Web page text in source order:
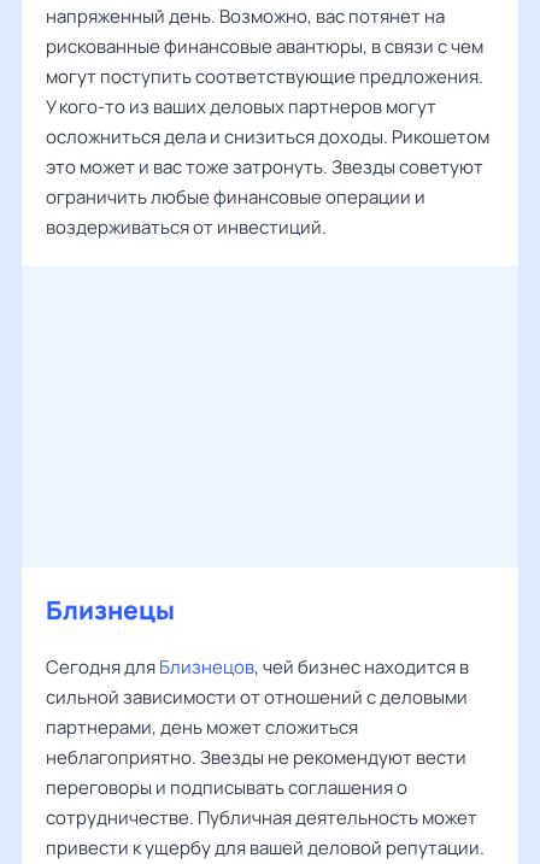
напряженный день. Возможно, вас потянет на
рискованные финансовые авантюры, в связи с чем
могут поступить соответствующие предложения.
У кого-то из ваших деловых партнеров могут
осложниться дела и снизиться доходы. Рикошетом
это может и вас тоже затронуть. Звезды советуют
ограничить любые финансовые операции и
воздерживаться от инвестиций.
Близнецы
Сегодня дляБлизнецов, чей бизнес находится в
сильной зависимости от отношений с деловыми
партнерами, день может сложиться
неблагоприятно. Звезды не рекомендуют вести
переговоры и подписывать соглашения о
сотрудничестве. Публичная деятельность может
привести к ущербу для вашей деловой репутации.